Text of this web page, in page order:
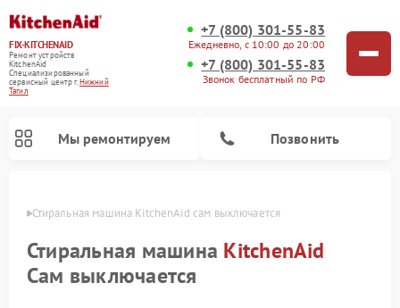
FIX-KITCHENAID
Ремонт устройств
KitchenAid
Специализированный
cервисный центр г.Нижний
Тагил
+7 (800) 301-55-83
Ежедневно, с 10:00 до 20:00
+7 (800) 301-55-83
Звонок бесплатный по РФ
Мы ремонтируем Позвонить
Стиральная машина KitchenAid сам выключается
Стиральная машина KitchenAid
Сам выключается